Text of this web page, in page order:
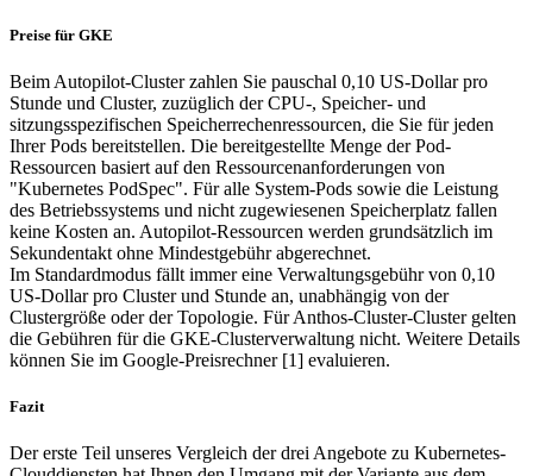
Preise für GKE
Beim Autopilot-Cluster zahlen Sie pauschal 0,10 US-Dollar pro
Stunde und Cluster, zuzüglich der CPU-, Speicher- und
sitzungsspezifischen Speicherrechenressourcen, die Sie für jeden
Ihrer Pods bereitstellen. Die bereitgestellte Menge der Pod-
Ressourcen basiert auf den Ressourcenanforderungen von
"Kubernetes PodSpec". Für alle System-Pods sowie die Leistung
des Betriebssystems und nicht zugewiesenen Speicherplatz fallen
keine Kosten an. Autopilot-Ressourcen werden grundsätzlich im
Sekundentakt ohne Mindestgebühr abgerechnet.
Im Standardmodus fällt immer eine Verwaltungsgebühr von 0,10
US-Dollar pro Cluster und Stunde an, unabhängig von der
Clustergröße oder der Topologie. Für Anthos-Cluster-Cluster gelten
die Gebühren für die GKE-Clusterverwaltung nicht. Weitere Details
können Sie im Google-Preisrechner [1] evaluieren.
Fazit
Der erste Teil unseres Vergleich der drei Angebote zu Kubernetes-